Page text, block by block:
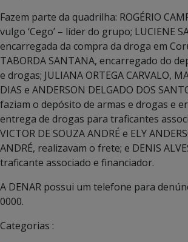
Fazem parte da quadrilha: ROGÉRIO
vulgo ‘Cego’ – líder do grupo; LUCIENE
encarregada da compra da droga em
TABORDA SANTANA, encarregado do
e drogas; JULIANA ORTEGA CARVALO,
DIAS e ANDERSON DELGADO DOS
faziam o depósito de armas e drogas e
entrega de drogas para traficantes
VICTOR DE SOUZA ANDRÉ e ELY
ANDRÉ, realizavam o frete; e DENIS
traficante associado e financiador.
A DENAR possui um telefone para
0000.
Categorias :